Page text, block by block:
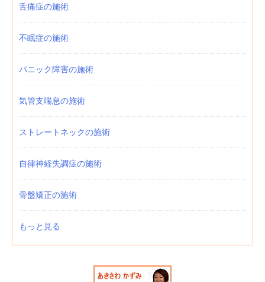
舌痛症の施術
不眠症の施術
パニック障害の施術
気管支喘息の施術
ストレートネックの施術
自律神経失調症の施術
骨盤矯正の施術
もっと見る